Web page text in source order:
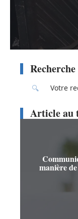
Recherche
Article au
manière